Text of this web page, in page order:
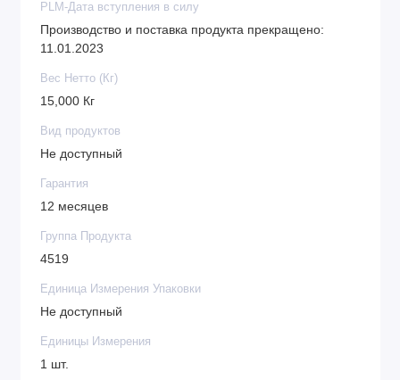
PLM-Дата вступления в силу
Производство и поставка продукта прекращено:
11.01.2023
Вес Нетто (Кг)
15,000 Кг
Вид продуктов
Не доступный
Гарантия
12 месяцев
Группа Продукта
4519
Единица Измерения Упаковки
Не доступный
Единицы Измерения
1 шт.